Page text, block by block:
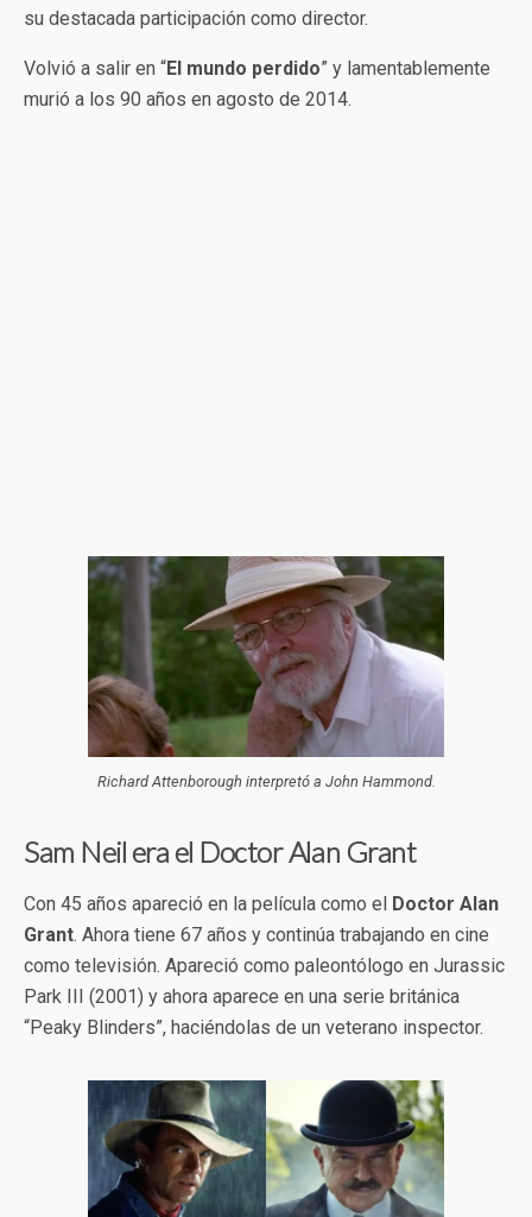
su destacada participación como director.
Volvió a salir en “El mundo perdido” y lamentablemente
murió a los 90 años en agosto de 2014.
Richard Attenborough interpretó a John Hammond.
Sam Neil era el Doctor Alan Grant
Con 45 años apareció en la película como el Doctor Alan
Grant. Ahora tiene 67 años y continúa trabajando en cine
como televisión. Apareció como paleontólogo en Jurassic
Park III (2001) y ahora aparece en una serie británica
“Peaky Blinders”, haciéndolas de un veterano inspector.